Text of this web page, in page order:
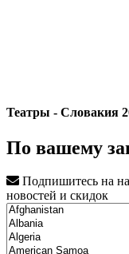
Театры - Словакия
По вашему
Подпишитесь на
новостей и скидок